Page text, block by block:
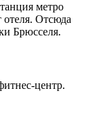
метро
отеля. Отсюда
Брюсселя.
центр.